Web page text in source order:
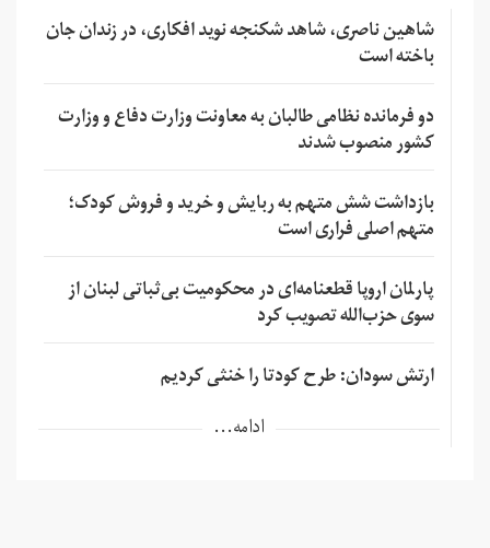
شاهین ناصری، شاهد شکنجه نوید افکاری، در زندان جان
باخته است
دو فرمانده نظامی طالبان به معاونت وزارت دفاع و وزارت
کشور منصوب شدند
بازداشت شش متهم به ربایش و خرید و فروش کودک؛
متهم اصلی فراری است
پارلمان اروپا قطعنامه‌ای در محکومیت بی‌ثباتی لبنان از
سوی حزب‌الله تصویب کرد
ارتش سودان: طرح کودتا را خنثی کردیم
ادامه...